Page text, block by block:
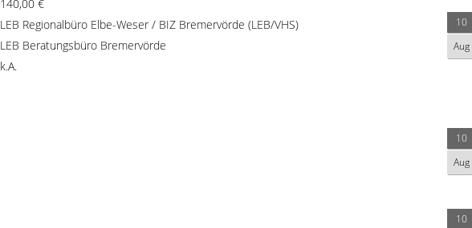
140,00 €
LEB Regionalbüro Elbe-Weser / BIZ Bremervörde (LEB/VHS)
LEB Beratungsbüro Bremervörde
k.A.
10
Aug
10
Aug
10